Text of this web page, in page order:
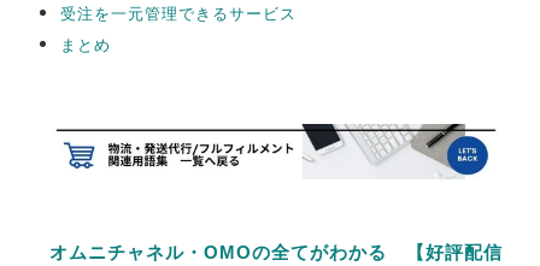
受注を一元管理できるサービス
まとめ
オムニチャネル・OMOの全てがわかる 【好評配信